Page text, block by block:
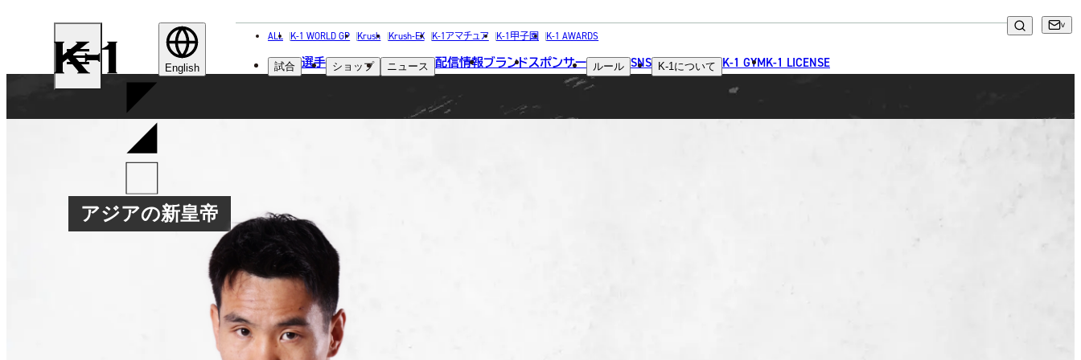
K-
1 English
ALL K-1 WORLD GP Krush Krush-EX K-1アマチュア K-1甲子園 K-1 AWARDS
試合 選手 ショップ ニュース 配信情報ブランドスポンサー ルール SNS K-1 について K-1 GYMK-1 LICENSE
FIGHTER
アジアの新皇帝